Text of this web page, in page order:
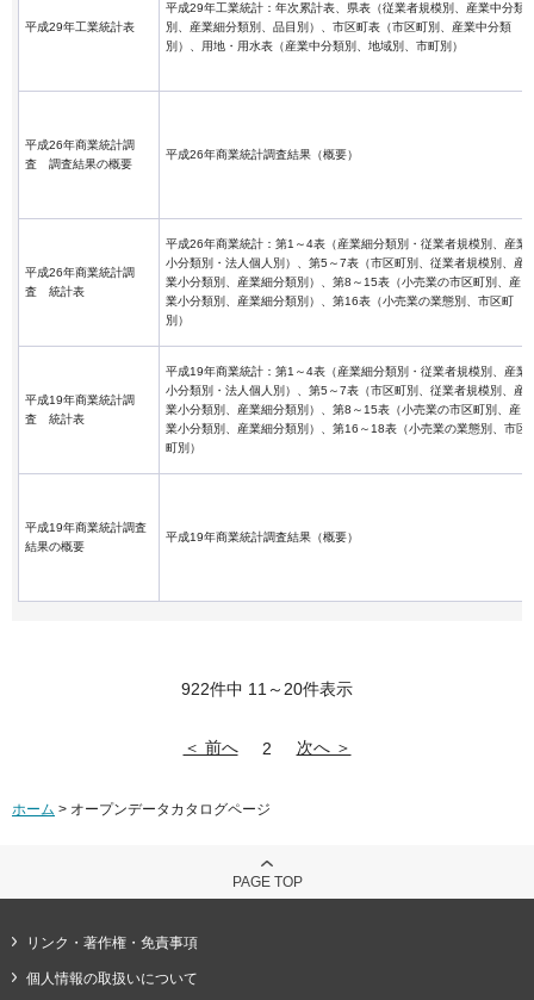
平成29年工業統計表
平成29年工業統計：年次累計表、県表（従業者規模別、産業中分類
別、産業細分類別、品目別）、市区町表（市区町別、産業中分類
別）、用地・用水表（産業中分類別、地域別、市町別）
平成26年商業統計調
査 調査結果の概要
平成26年商業統計調査結果（概要）
平成26年商業統計調
査 統計表
平成26年商業統計：第1～4表（産業細分類別・従業者規模別、産業
小分類別・法人個人別）、第5～7表（市区町別、従業者規模別、産
業小分類別、産業細分類別）、第8～15表（小売業の市区町別、産
業小分類別、産業細分類別）、第16表（小売業の業態別、市区町
別）
平成19年商業統計調
査 統計表
平成19年商業統計：第1～4表（産業細分類別・従業者規模別、産業
小分類別・法人個人別）、第5～7表（市区町別、従業者規模別、産
業小分類別、産業細分類別）、第8～15表（小売業の市区町別、産
業小分類別、産業細分類別）、第16～18表（小売業の業態別、市区
町別）
平成19年商業統計調査
結果の概要
平成19年商業統計調査結果（概要）
922件中 11～20件表示
＜ 前へ 2 次へ ＞
ホーム > オープンデータカタログページ
PAGE TOP
リンク・著作権・免責事項
個人情報の取扱いについて